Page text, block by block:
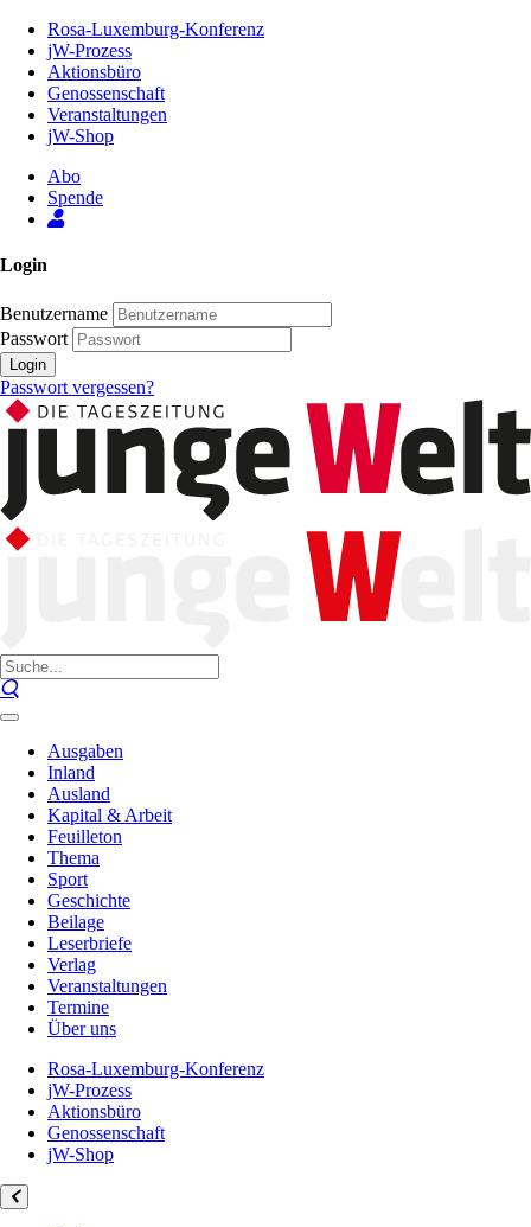
Inhalt
Seite
Rosa-Luxemburg-Konferenz
jW-Prozess
Aktionsbüro
Genossenschaft
Veranstaltungen
jW-Shop
Abo
Spende
Login
Benutzername
Passwort
Login
Passwort vergessen?
Ausgaben
Inland
Ausland
Kapital & Arbeit
Feuilleton
Thema
Sport
Geschichte
Beilage
Leserbriefe
Verlag
Veranstaltungen
Termine
Über uns
Rosa-Luxemburg-Konferenz
jW-Prozess
Aktionsbüro
Genossenschaft
jW-Shop